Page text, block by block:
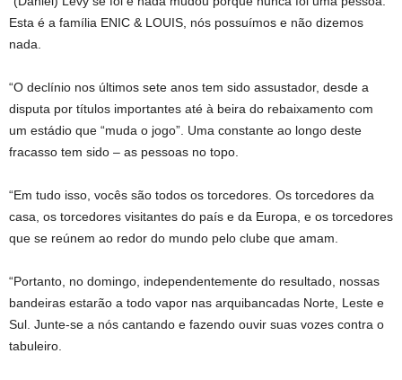
Esta é a família ENIC & LOUIS, nós possuímos e não dizemos
nada.
“O declínio nos últimos sete anos tem sido assustador, desde a
disputa por títulos importantes até à beira do rebaixamento com
um estádio que “muda o jogo”. Uma constante ao longo deste
fracasso tem sido – as pessoas no topo.
“Em tudo isso, vocês são todos os torcedores. Os torcedores da
casa, os torcedores visitantes do país e da Europa, e os torcedores
que se reúnem ao redor do mundo pelo clube que amam.
“Portanto, no domingo, independentemente do resultado, nossas
bandeiras estarão a todo vapor nas arquibancadas Norte, Leste e
Sul. Junte-se a nós cantando e fazendo ouvir suas vozes contra o
tabuleiro.